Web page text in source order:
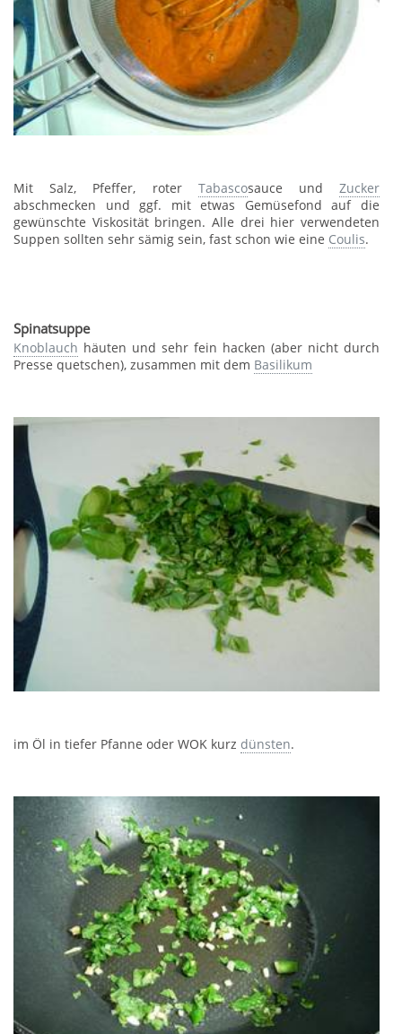
Mit Salz, Pfeffer, roter Tabascosauce undZucker
abschmecken und ggf. mit etwas Gemüsefond auf die
gewünschte Viskosität bringen. Alle drei hier verwendeten
Suppen sollten sehr sämig sein, fast schon wie eine Coulis.
Spinatsuppe
Knoblauch häuten und sehr fein hacken (aber nicht durch
Presse quetschen), zusammen mit dem Basilikum
im Öl in tiefer Pfanne oder WOK kurz dünsten.